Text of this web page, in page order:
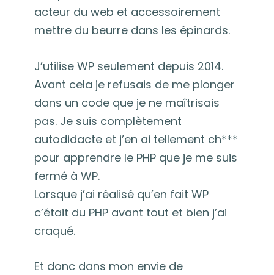
acteur du web et accessoirement
mettre du beurre dans les épinards.
J’utilise WP seulement depuis 2014.
Avant cela je refusais de me plonger
dans un code que je ne maîtrisais
pas. Je suis complètement
autodidacte et j’en ai tellement ch***
pour apprendre le PHP que je me suis
fermé à WP.
Lorsque j’ai réalisé qu’en fait WP
c’était du PHP avant tout et bien j’ai
craqué.
Et donc dans mon envie de